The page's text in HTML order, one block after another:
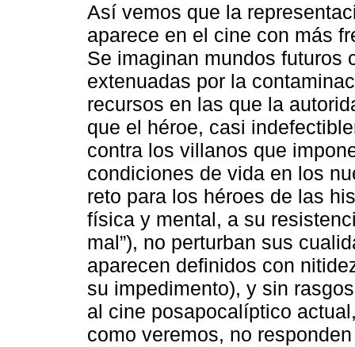
Así vemos que la
aparece en el cine con más
Se imaginan mundos futuros
extenuadas por la
recursos en las que la
que el héroe, casi
contra los villanos que
condiciones de vida en los
reto para los héroes de las
física y mental, a su
mal”), no perturban sus
aparecen definidos con
su impedimento), y sin
al cine posapocalíptico
como veremos, no